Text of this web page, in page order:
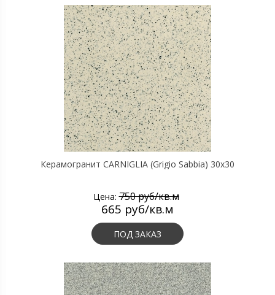
Керамогранит CARNIGLIA (Grigio Sabbia) 30х30
Цена:750 руб/кв.м
665 руб/кв.м
ПОД ЗАКАЗ